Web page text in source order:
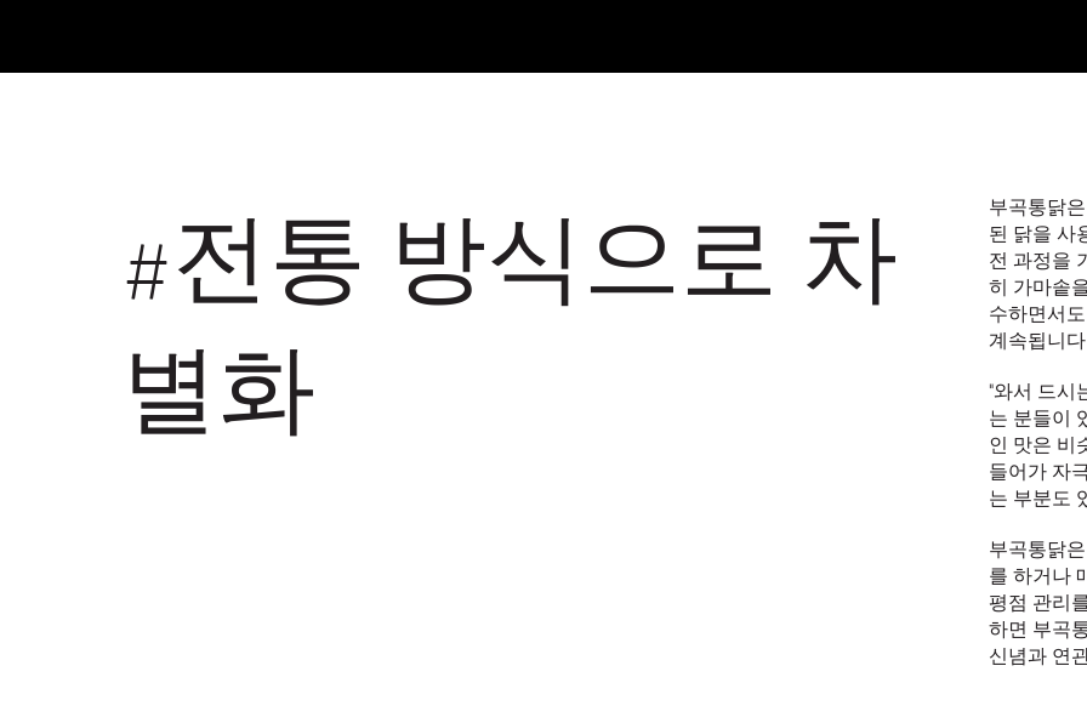
부곡통닭
된 닭을 사
전 과정을
히 가마솥
수하면서
계속됩니
"와서 드시
는 분들이
인 맛은 비
들어가 자
는 부분도
부곡통닭
를 하거나
평점 관리
하면 부곡
신념과 연
#전통 방식으로 차
별화